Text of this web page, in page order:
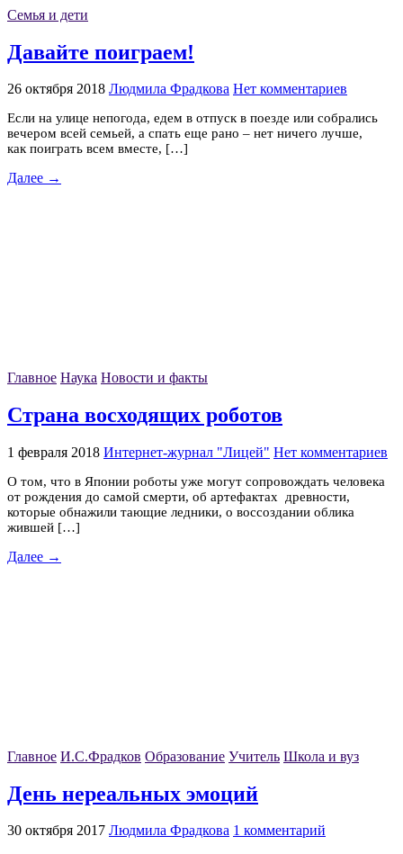
Семья и дети
Давайте поиграем!
26 октября 2018 Людмила Фрадкова Нет комментариев
Если на улице непогода, едем в отпуск в поезде или собрались
вечером всей семьей, а спать еще рано – нет ничего лучше,
как поиграть всем вместе, […]
Далее →
Главное Наука Новости и факты
Страна восходящих роботов
1 февраля 2018 Интернет-журнал "Лицей" Нет комментариев
О том, что в Японии роботы уже могут сопровождать человека
от рождения до самой смерти, об артефактах древности,
которые обнажили тающие ледники, о воссоздании облика
жившей […]
Далее →
Главное И.С.Фрадков Образование Учитель Школа и вуз
День нереальных эмоций
30 октября 2017 Людмила Фрадкова 1 комментарий